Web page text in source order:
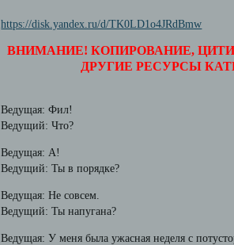
https://disk.yandex.ru/d/TK0LD1o4JRdBmw
ВНИМАНИЕ! КОПИРОВАНИЕ,
ДРУГИЕ РЕСУРСЫ
Ведущая: Фил!
Ведущий: Что?
Ведущая: А!
Ведущий: Ты в порядке?
Ведущая: Не совсем.
Ведущий: Ты напугана?
Ведущая: У меня была ужасная неделя с